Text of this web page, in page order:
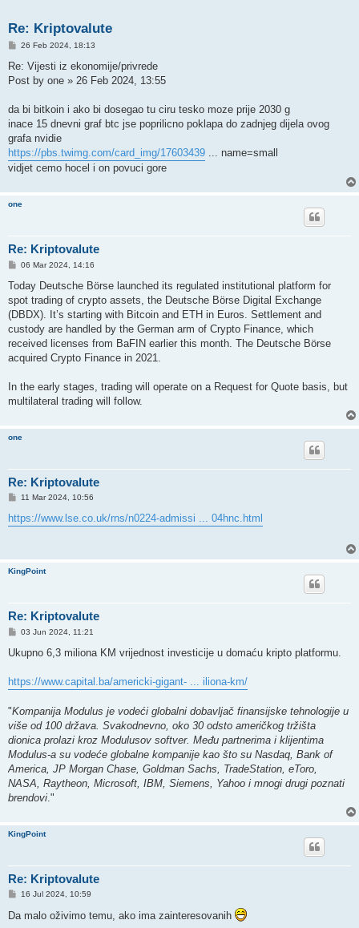
Re: Kriptovalute
P
s
26 Feb 2024, 18:13
Re: Vijesti iz ekonomije/privrede
Post by one » 26 Feb 2024, 13:55
da bi bitkoin i ako bi dosegao tu ciru tesko moze prije 2030 g
inace 15 dnevni graf btc jse poprilicno poklapa do zadnjeg dijela ovog
grafa nvidie
https://pbs.twimg.com/card_img/17603439 ... name=small
vidjet cemo hocel i on povuci gore
one
Re: Kriptovalute
P
s
06 Mar 2024, 14:16
Today Deutsche Börse launched its regulated institutional platform for
spot trading of crypto assets, the Deutsche Börse Digital Exchange
(DBDX). It’s starting with Bitcoin and ETH in Euros. Settlement and
custody are handled by the German arm of Crypto Finance, which
received licenses from BaFIN earlier this month. The Deutsche Börse
acquired Crypto Finance in 2021.
In the early stages, trading will operate on a Request for Quote basis, but
multilateral trading will follow.
one
Re: Kriptovalute
P
s
t
11 Mar 2024, 10:56
https://www.lse.co.uk/rns/n0224-admissi ... 04hnc.html
KingPoint
Re: Kriptovalute
P
s
03 Jun 2024, 11:21
Ukupno 6,3 miliona KM vrijednost investicije u domaću kripto platformu.
https://www.capital.ba/americki-gigant- ... iliona-km/
"Kompanija Modulus je vodeći globalni dobavljač finansijske tehnologije u
više od 100 država. Svakodnevno, oko 30 odsto američkog tržišta
dionica prolazi kroz Modulusov softver. Među partnerima i klijentima
Modulus-a su vodeće globalne kompanije kao što su Nasdaq, Bank of
America, JP Morgan Chase, Goldman Sachs, TradeStation, eToro,
NASA, Raytheon, Microsoft, IBM, Siemens, Yahoo i mnogi drugi poznati
brendovi ."
KingPoint
Re: Kriptovalute
P
s
t
16 Jul 2024, 10:59
Da malo oživimo temu, ako ima zainteresovanih